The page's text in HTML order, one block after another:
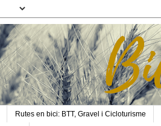
Rutes en bici: BTT, Gravel i Cicloturisme